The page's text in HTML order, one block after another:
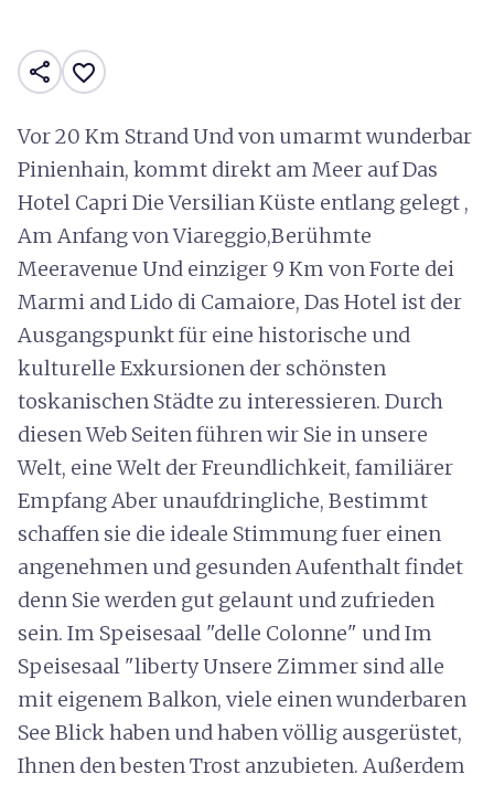
share favorite_border
Vor 20 Km Strand Und von umarmt wunderbar
Pinienhain, kommt direkt am Meer auf Das
Hotel Capri Die Versilian Küste entlang gelegt ,
Am Anfang von Viareggio,Berühmte
Meeravenue Und einziger 9 Km von Forte dei
Marmi and Lido di Camaiore, Das Hotel ist der
Ausgangspunkt für eine historische und
kulturelle Exkursionen der schönsten
toskanischen Städte zu interessieren. Durch
diesen Web Seiten führen wir Sie in unsere
Welt, eine Welt der Freundlichkeit, familiärer
Empfang Aber unaufdringliche, Bestimmt
schaffen sie die ideale Stimmung fuer einen
angenehmen und gesunden Aufenthalt findet
denn Sie werden gut gelaunt und zufrieden
sein. Im Speisesaal "delle Colonne" und Im
Speisesaal "liberty Unsere Zimmer sind alle
mit eigenem Balkon, viele einen wunderbaren
See Blick haben und haben völlig ausgerüstet,
Ihnen den besten Trost anzubieten. Außerdem